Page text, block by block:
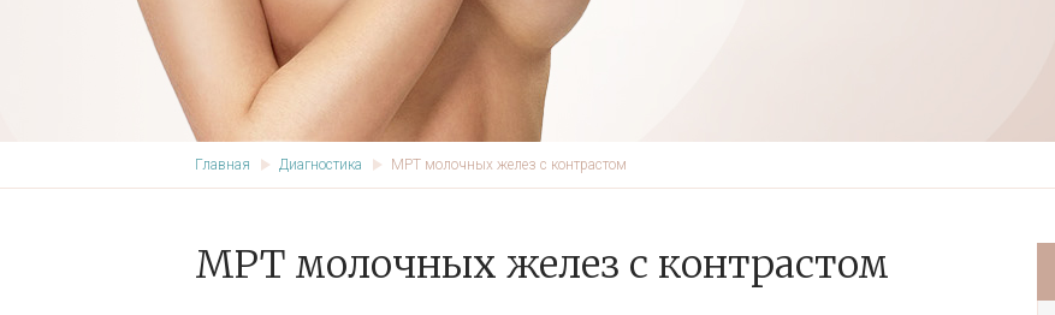
Главная Диагностика МРТ молочных желез с контрастом
МРТ молочных желез с контрастом